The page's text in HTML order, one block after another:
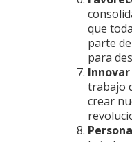
que
parte
para
trabajo
crear